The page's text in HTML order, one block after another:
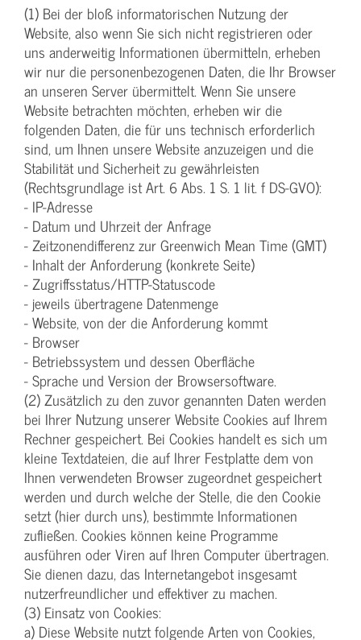
(1) Bei der bloß informatorischen Nutzung der
Website, also wenn Sie sich nicht registrieren oder
uns anderweitig Informationen übermitteln, erheben
wir nur die personenbezogenen Daten, die Ihr Browser
an unseren Server übermittelt. Wenn Sie unsere
Website betrachten möchten, erheben wir die
folgenden Daten, die für uns technisch erforderlich
sind, um Ihnen unsere Website anzuzeigen und die
Stabilität und Sicherheit zu gewährleisten
(Rechtsgrundlage ist Art. 6 Abs. 1 S. 1 lit. f DS-GVO):
- IP-Adresse
- Datum und Uhrzeit der Anfrage
- Zeitzonendifferenz zur Greenwich Mean Time (GMT)
- Inhalt der Anforderung (konkrete Seite)
- Zugriffsstatus/HTTP-Statuscode
- jeweils übertragene Datenmenge
- Website, von der die Anforderung kommt
- Browser
- Betriebssystem und dessen Oberfläche
- Sprache und Version der Browsersoftware.
(2) Zusätzlich zu den zuvor genannten Daten werden
bei Ihrer Nutzung unserer Website Cookies auf Ihrem
Rechner gespeichert. Bei Cookies handelt es sich um
kleine Textdateien, die auf Ihrer Festplatte dem von
Ihnen verwendeten Browser zugeordnet gespeichert
werden und durch welche der Stelle, die den Cookie
setzt (hier durch uns), bestimmte Informationen
zufließen. Cookies können keine Programme
ausführen oder Viren auf Ihren Computer übertragen.
Sie dienen dazu, das Internetangebot insgesamt
nutzerfreundlicher und effektiver zu machen.
(3) Einsatz von Cookies:
a) Diese Website nutzt folgende Arten von Cookies,